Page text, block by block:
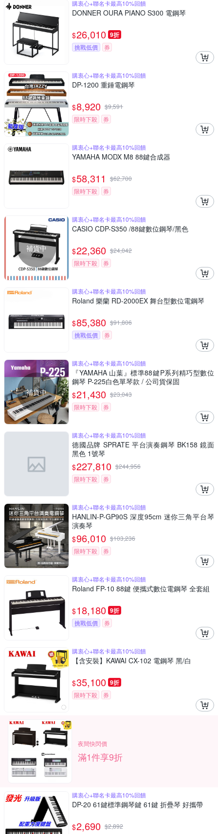
購衷心+聯名卡最高10%回饋
DONNER OURA PIANO S300 電鋼琴
$26,010 9折
挑戰低價 券
購衷心+聯名卡最高10%回饋
DP-1200 重錘電鋼琴
$8,920 $9,591
限時下殺
券
購衷心+聯名卡最高10%回饋
YAMAHA MODX M8 88鍵合成器
$58,311 $62,700
限時下殺
券
補貨中
購衷心+聯名卡最高10%回饋
CASIO CDP-S350 /88鍵數位鋼琴/黑色
$22,360 $24,042
限時下殺
券
購衷心+聯名卡最高10%回饋
Roland 樂蘭 RD-2000EX 舞台型數位電鋼琴
$85,380 $91,806
挑戰低價
券
補貨中
購衷心+聯名卡最高10%回饋
『YAMAHA 山葉』標準88鍵P系列精巧型數位
鋼琴 P-225白色單琴款 / 公司貨保固
$21,430 $23,043
限時下殺
券
購衷心+聯名卡最高10%回饋
德國品牌 SPRATE 平台演奏鋼琴 BK158 鏡面
黑色 1號琴
$227,810 $244,956
限時下殺
券
購衷心+聯名卡最高10%回饋
HANLIN-P-GP90S 深度95cm 迷你三角平台琴
演奏琴
$96,010 $103,236
限時下殺
券
購衷心+聯名卡最高10%回饋
Roland FP-10 88鍵 便攜式數位電鋼琴 全套組
$18,180 9折
挑戰低價 券
購衷心+聯名卡最高10%回饋
【含安裝】KAWAI CX-102 電鋼琴 黑/白
$35,100 9折
限時下殺 券
夜間快閃價
滿1件享9折
購衷心+聯名卡最高10%回饋
DP-20 61鍵標準鋼琴鍵 61鍵 折疊琴 好攜帶
$2,690 $2,892